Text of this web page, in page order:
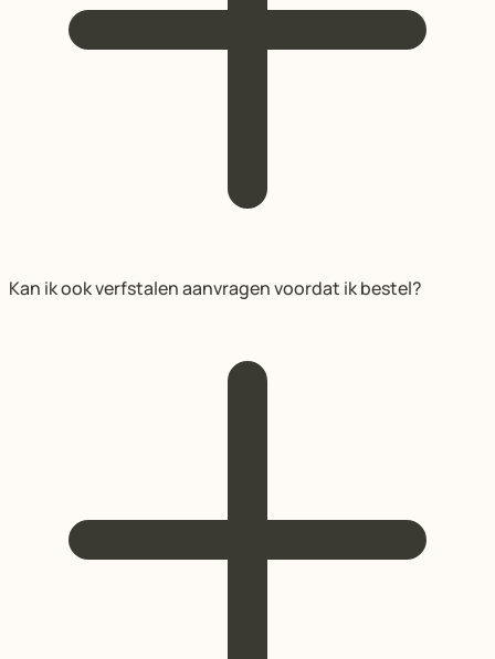
Kan ik ook verfstalen aanvragen voordat ik bestel?